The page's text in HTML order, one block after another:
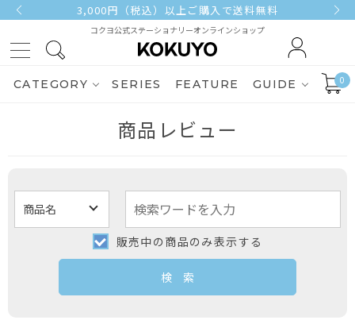
3,000円（税込）以上ご購入で送料無料
コクヨ公式ステーショナリーオンラインショップ
CATEGORY SERIES FEATURE GUIDE 0
商品レビュー
販売中の商品のみ表示する